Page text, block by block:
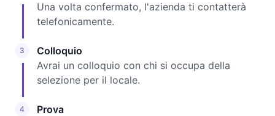
Una volta confermato, l'azienda ti contatterà
telefonicamente.
3
Colloquio
Avrai un colloquio con chi si occupa della
selezione per il locale.
4
Prova